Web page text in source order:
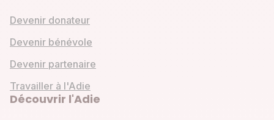
Devenir donateur
Devenir bénévole
Devenir partenaire
Travailler à l'Adie
Découvrir l'Adie